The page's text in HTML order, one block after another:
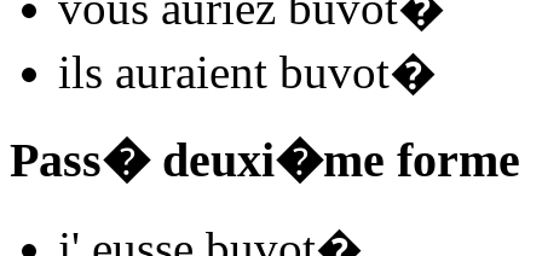
ils auraient buvot�
Pass� deuxi�me forme